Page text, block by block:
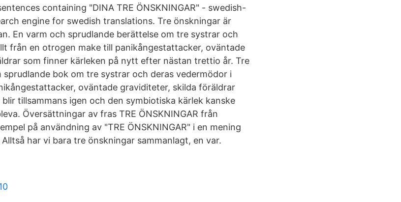
containing "DINA TRE ÖNSKNINGAR" - swedish-
engine for swedish translations. Tre önskningar är
En varm och sprudlande berättelse om tre systrar och
från en otrogen make till panikångestattacker, oväntade
som finner kärleken på nytt efter nästan trettio år. Tre
bok om tre systrar och deras vedermödor i
oväntade graviditeter, skilda föräldrar
tillsammans igen och den symbiotiska kärlek kanske
Översättningar av fras TRE ÖNSKNINGAR från
på användning av "TRE ÖNSKNINGAR" i en mening
har vi bara tre önskningar sammanlagt, en var.